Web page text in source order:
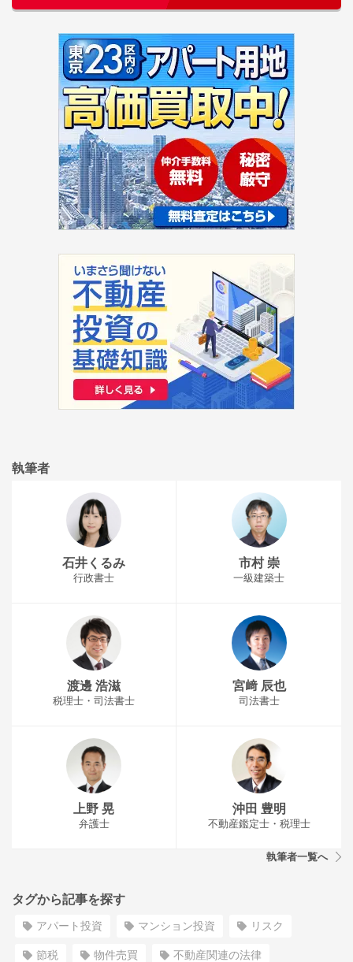
執筆者
石井くるみ
行政書士
市村 崇
一級建築士
渡邊 浩滋
税理士・司法書士
宮﨑 辰也
司法書士
上野 晃
弁護士
沖田 豊明
不動産鑑定士・税理士
執筆者一覧へ
タグから記事を探す
アパート投資 マンション投資 リスク
節税 物件売買 不動産関連の法律